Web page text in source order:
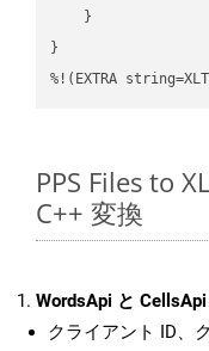
    }
}
%!(EXTRA
PPS Files to
C++ 変換
WordsApi と
クライアント ID、